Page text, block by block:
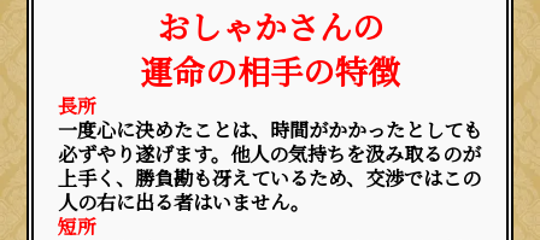
おしゃかさんの
運命の相手の特徴
長所
一度心に決めたことは、時間がかかったとしても
必ずやり遂げます。他人の気持ちを汲み取るのが
上手く、勝負勘も冴えているため、交渉ではこの
人の右に出る者はいません。
短所